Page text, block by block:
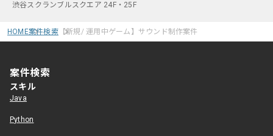
渋谷スクランブルスクエア 24F・25F
HOME案件検索【新規/ 運用中ゲーム】サウンド制作案件
案件検索
スキル
Java
Python